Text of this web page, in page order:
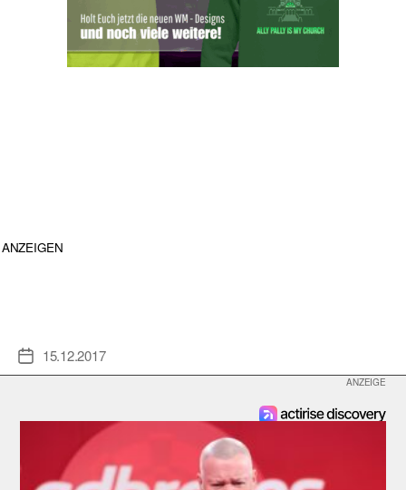
ANZEIGEN
Veröffentlichungsdatum
15.12.2017